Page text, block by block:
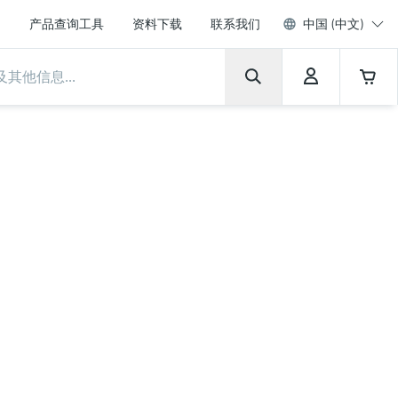
产品查询工具 资料下载 联系我们 中国 (中文)